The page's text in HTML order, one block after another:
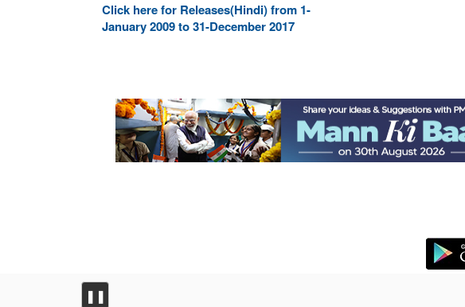
Click here for Releases(Hindi) from 1-
January 2009 to 31-December 2017
❚❚